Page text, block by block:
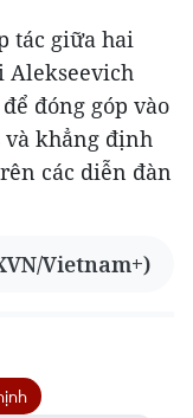
tác giữa hai
Alekseevich
đóng góp vào
và khẳng định
các diễn đàn
Vietnam+)